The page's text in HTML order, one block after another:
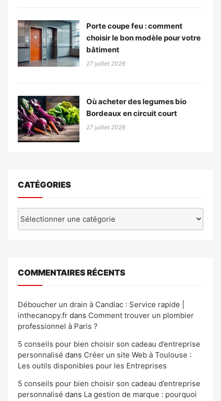
Porte coupe feu : comment
choisir le bon modèle pour votre
bâtiment
27 juillet 2026
Où acheter des legumes bio
Bordeaux en circuit court
27 juillet 2026
CATÉGORIES
COMMENTAIRES RÉCENTS
Déboucher un drain à Candiac : Service rapide |
inthecanopy.fr dans Comment trouver un plombier
professionnel à Paris ?
5 conseils pour bien choisir son cadeau d’entreprise
personnalisé dans Créer un site Web à Toulouse :
Les outils disponibles pour les Entreprises
5 conseils pour bien choisir son cadeau d’entreprise
personnalisé dans La gestion de marque : pourquoi